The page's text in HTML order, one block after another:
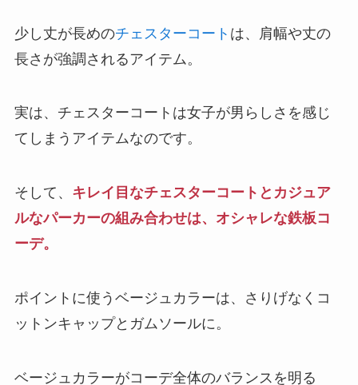
少し丈が長めのチェスターコート は、肩幅や丈の
長さが強調されるアイテム。
実は、チェスターコートは女子が男らしさを感じ
てしまうアイテムなのです。
そして、 キレイ目なチェスターコートとカジュア
ルなパーカーの組み合わせは、オシャレな鉄板コ
ーデ。
ポイントに使うベージュカラーは、さりげなくコ
ットンキャップとガムソールに。
ベージュカラーがコーデ全体のバランスを明る